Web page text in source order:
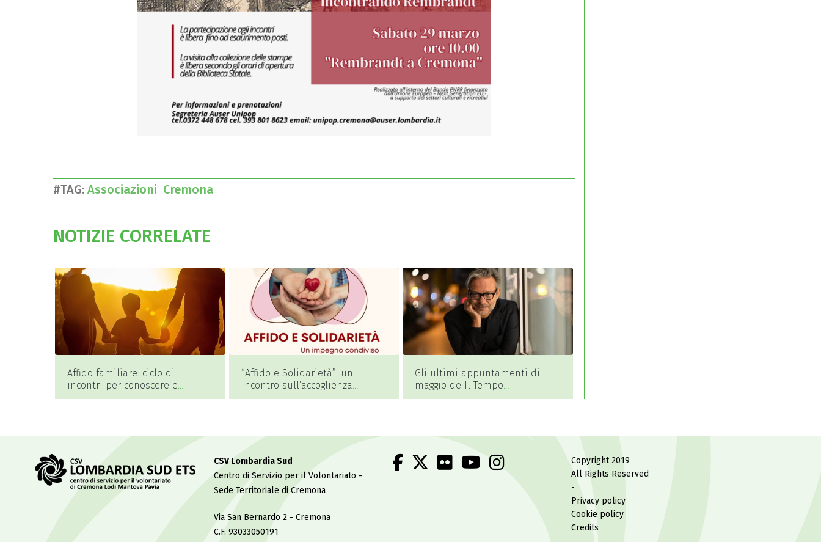
#TAG: Associazioni Cremona
NOTIZIE CORRELATE
Affido familiare: ciclo di
incontri per conoscere e
avvicinarsi all’accoglienza a
“Affido e Solidarietà”: un
incontro sull’accoglienza
familiare a Torre de’ Picenardi
Gli ultimi appuntamenti di
maggio de Il Tempo
dell’Infanzia…e oltre!
CSV Lombardia Sud
Centro di Servizio per il Volontariato -
Sede Territoriale di Cremona
Via San Bernardo 2 - Cremona
C.F. 93033050191
Copyright 2019
All Rights Reserved
-
Privacy policy
Cookie policy
Credits